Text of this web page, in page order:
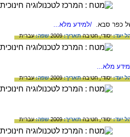
כפר סבא. /למידע מלא...
יעד:יסודי,חטיבהתאריך:2009 שפה:עברית
מלא...
יעד:יסודי,חטיבהתאריך:2009 שפה:עברית
יעד:יסודי,חטיבהתאריך:2009 שפה:עברית